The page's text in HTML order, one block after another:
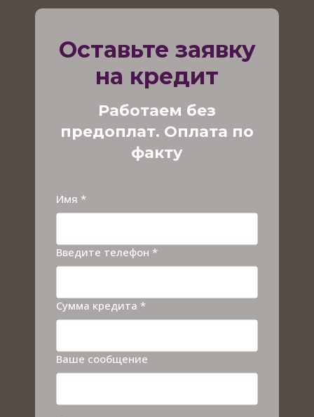
Оставьте заявку
на кредит
Работаем без
предоплат. Оплата по
факту
Имя *
Введите телефон *
Сумма кредита *
Ваше сообщение